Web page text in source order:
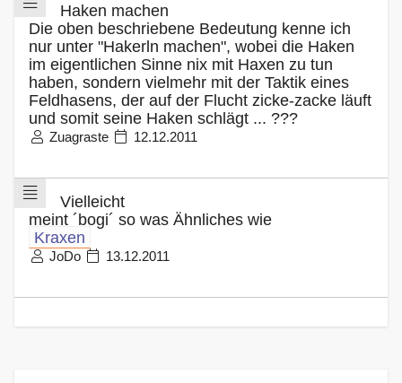
Haken machen
Die oben beschriebene Bedeutung kenne ich
nur unter "Hakerln machen", wobei die Haken
im eigentlichen Sinne nix mit Haxen zu tun
haben, sondern vielmehr mit der Taktik eines
Feldhasens, der auf der Flucht zicke-zacke läuft
und somit seine Haken schlägt ... ???
Zuagraste 12.12.2011
Vielleicht
meint ´bogi´ so was Ähnliches wie
Kraxen
JoDo 13.12.2011